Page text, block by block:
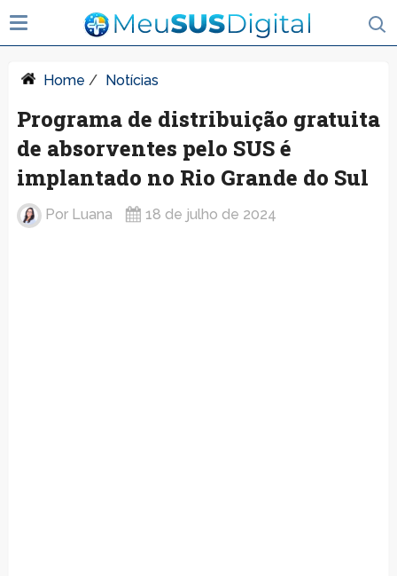
Home / Notícias
Programa de distribuição gratuita
de absorventes pelo SUS é
implantado no Rio Grande do Sul
Por Luana 18 de julho de 2024